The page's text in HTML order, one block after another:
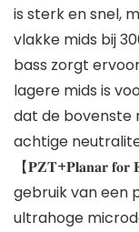
is sterk en snel,
vlakke mids bij
bass zorgt
lagere mids is
dat de bovenste
achtige
【𝐏𝐙𝐓+𝐏𝐥𝐚𝐧𝐚𝐫
gebruik van een
ultrahoge